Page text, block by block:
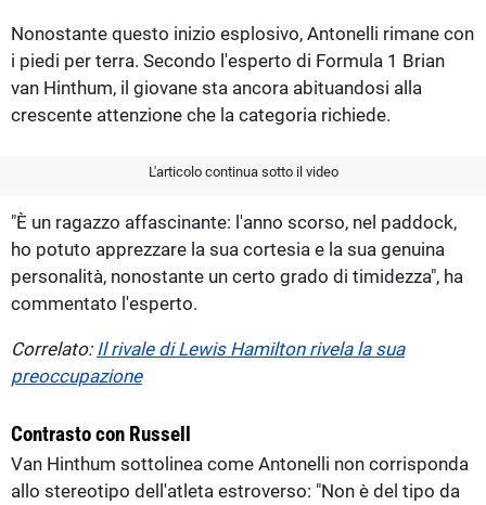
Nonostante questo inizio esplosivo, Antonelli rimane con
i piedi per terra. Secondo l'esperto di Formula 1 Brian
van Hinthum, il giovane sta ancora abituandosi alla
crescente attenzione che la categoria richiede.
L'articolo continua sotto il video
"È un ragazzo affascinante: l'anno scorso, nel paddock,
ho potuto apprezzare la sua cortesia e la sua genuina
personalità, nonostante un certo grado di timidezza", ha
commentato l'esperto.
Correlato: Il rivale di Lewis Hamilton rivela la sua
preoccupazione
Contrasto con Russell
Van Hinthum sottolinea come Antonelli non corrisponda
allo stereotipo dell'atleta estroverso: "Non è del tipo da